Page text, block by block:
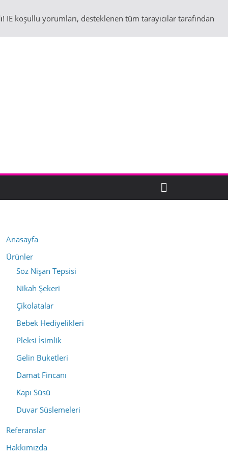
! IE koşullu yorumları, desteklenen tüm tarayıcılar tarafından
Anasayfa
Ürünler
Söz Nişan Tepsisi
Nikah Şekeri
Çikolatalar
Bebek Hediyelikleri
Pleksi İsimlik
Gelin Buketleri
Damat Fincanı
Kapı Süsü
Duvar Süslemeleri
Referanslar
Hakkımızda